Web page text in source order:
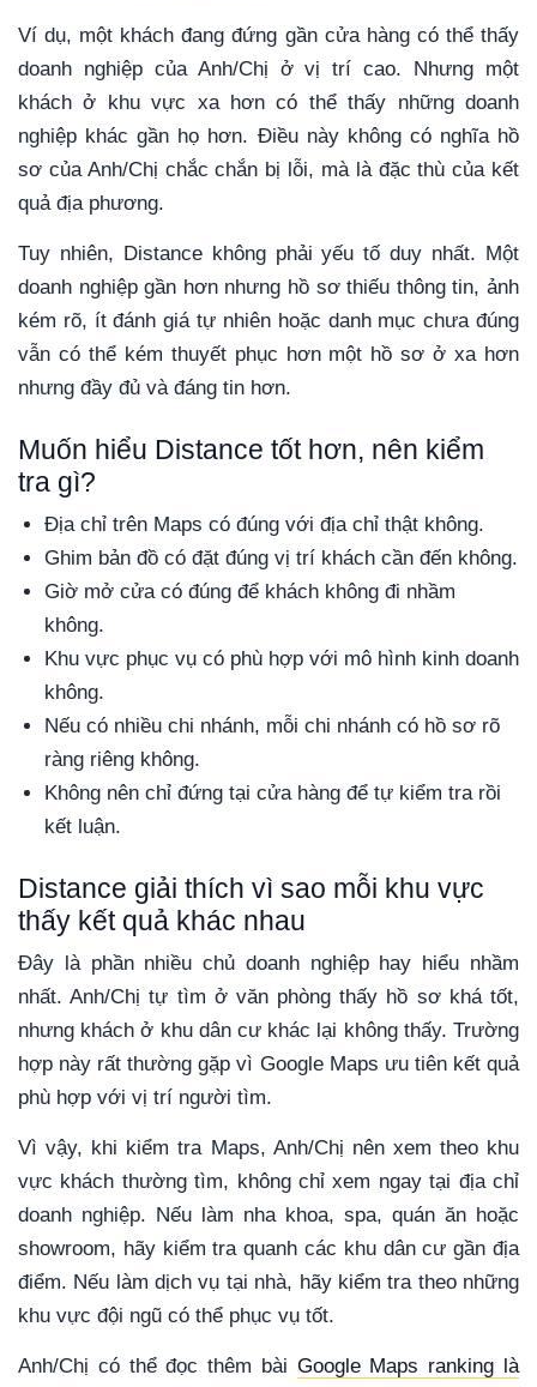
Ví dụ, một khách đang đứng gần cửa hàng có thể thấy
doanh nghiệp của Anh/Chị ở vị trí cao. Nhưng một
khách ở khu vực xa hơn có thể thấy những doanh
nghiệp khác gần họ hơn. Điều này không có nghĩa hồ
sơ của Anh/Chị chắc chắn bị lỗi, mà là đặc thù của kết
quả địa phương.
Tuy nhiên, Distance không phải yếu tố duy nhất. Một
doanh nghiệp gần hơn nhưng hồ sơ thiếu thông tin, ảnh
kém rõ, ít đánh giá tự nhiên hoặc danh mục chưa đúng
vẫn có thể kém thuyết phục hơn một hồ sơ ở xa hơn
nhưng đầy đủ và đáng tin hơn.
Muốn hiểu Distance tốt hơn, nên kiểm
tra gì?
Địa chỉ trên Maps có đúng với địa chỉ thật không.
Ghim bản đồ có đặt đúng vị trí khách cần đến không.
Giờ mở cửa có đúng để khách không đi nhầm
không.
Khu vực phục vụ có phù hợp với mô hình kinh doanh
không.
Nếu có nhiều chi nhánh, mỗi chi nhánh có hồ sơ rõ
ràng riêng không.
Không nên chỉ đứng tại cửa hàng để tự kiểm tra rồi
kết luận.
Distance giải thích vì sao mỗi khu vực
thấy kết quả khác nhau
Đây là phần nhiều chủ doanh nghiệp hay hiểu nhầm
nhất. Anh/Chị tự tìm ở văn phòng thấy hồ sơ khá tốt,
nhưng khách ở khu dân cư khác lại không thấy. Trường
hợp này rất thường gặp vì Google Maps ưu tiên kết quả
phù hợp với vị trí người tìm.
Vì vậy, khi kiểm tra Maps, Anh/Chị nên xem theo khu
vực khách thường tìm, không chỉ xem ngay tại địa chỉ
doanh nghiệp. Nếu làm nha khoa, spa, quán ăn hoặc
showroom, hãy kiểm tra quanh các khu dân cư gần địa
điểm. Nếu làm dịch vụ tại nhà, hãy kiểm tra theo những
khu vực đội ngũ có thể phục vụ tốt.
Anh/Chị có thể đọc thêm bài Google Maps ranking là